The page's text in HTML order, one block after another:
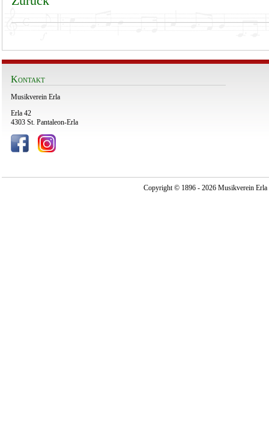
Kontakt
Musikverein Erla
Erla 42
4303 St. Pantaleon-Erla
Copyright © 1896 - 2026 Musikverein Erla